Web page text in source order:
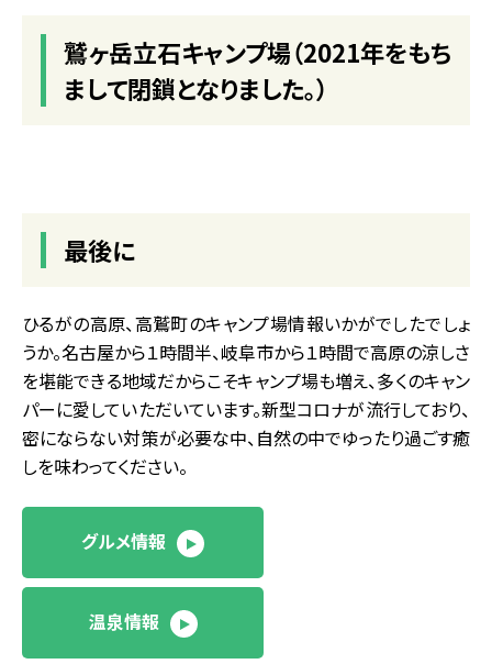
鷲ヶ岳立石キャンプ場（2021年をもち
まして閉鎖となりました。）
最後に
ひるがの高原、高鷲町のキャンプ場情報いかがでしたでしょ
うか。名古屋から１時間半、岐阜市から１時間で高原の涼しさ
を堪能できる地域だからこそキャンプ場も増え、多くのキャン
パーに愛していただいています。新型コロナが流行しており、
密にならない対策が必要な中、自然の中でゆったり過ごす癒
しを味わってください。
グルメ情報
温泉情報